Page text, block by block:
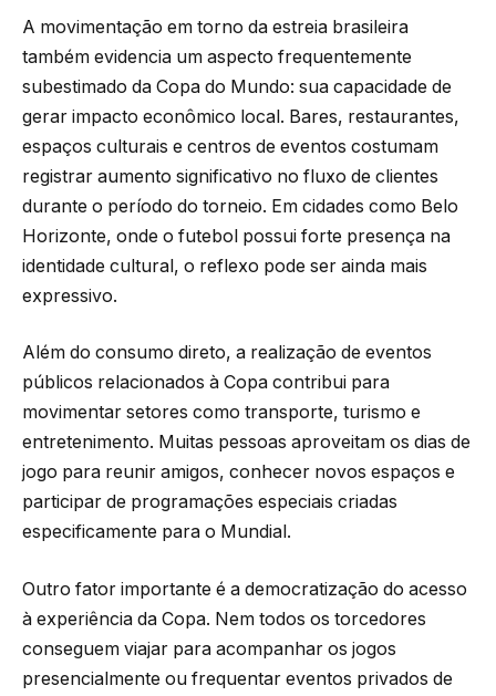
A movimentação em torno da estreia brasileira
também evidencia um aspecto frequentemente
subestimado da Copa do Mundo: sua capacidade de
gerar impacto econômico local. Bares, restaurantes,
espaços culturais e centros de eventos costumam
registrar aumento significativo no fluxo de clientes
durante o período do torneio. Em cidades como Belo
Horizonte, onde o futebol possui forte presença na
identidade cultural, o reflexo pode ser ainda mais
expressivo.
Além do consumo direto, a realização de eventos
públicos relacionados à Copa contribui para
movimentar setores como transporte, turismo e
entretenimento. Muitas pessoas aproveitam os dias de
jogo para reunir amigos, conhecer novos espaços e
participar de programações especiais criadas
especificamente para o Mundial.
Outro fator importante é a democratização do acesso
à experiência da Copa. Nem todos os torcedores
conseguem viajar para acompanhar os jogos
presencialmente ou frequentar eventos privados de